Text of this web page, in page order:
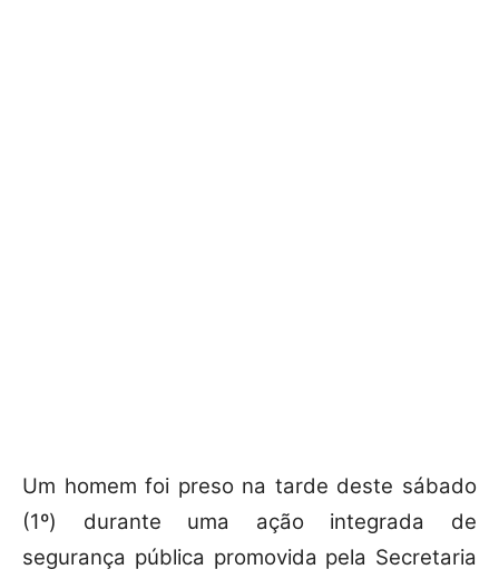
Um homem foi preso na tarde deste sábado
(1º) durante uma ação integrada de
segurança pública promovida pela Secretaria